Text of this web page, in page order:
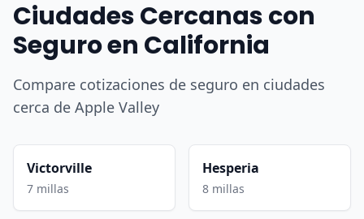
Ciudades Cercanas con
Seguro en California
Compare cotizaciones de seguro en ciudades
cerca de Apple Valley
Victorville
7 millas
Hesperia
8 millas